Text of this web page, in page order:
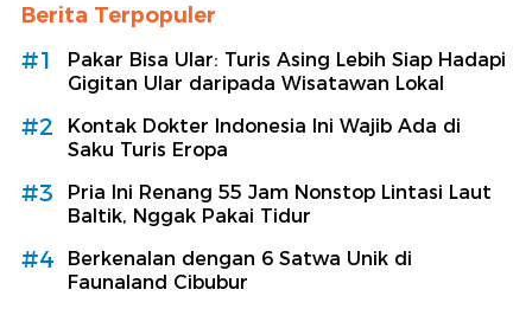
Berita Terpopuler
#1
Pakar Bisa Ular: Turis Asing Lebih Siap Hadapi
Gigitan Ular daripada Wisatawan Lokal
#2
Kontak Dokter Indonesia Ini Wajib Ada di
Saku Turis Eropa
#3
Pria Ini Renang 55 Jam Nonstop Lintasi Laut
Baltik, Nggak Pakai Tidur
#4
Berkenalan dengan 6 Satwa Unik di
Faunaland Cibubur